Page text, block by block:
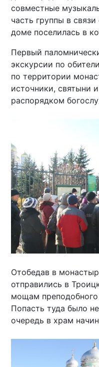
совместные
часть группы в
доме поселилась в
Первый
экскурсии по
по территории
источники, святыни
распорядком
Отобедав в
отправились в
мощам
Попасть туда было
очередь в храм